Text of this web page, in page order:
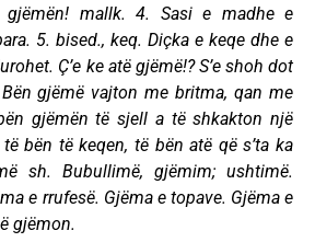
gjëmën! mallk. 4. Sasi e madhe e
5. bised., keq. Diçka e keqe dhe e
Ç’e ke atë gjëmë!? S’e shoh dot
gjëmë vajton me britma, qan me
gjëmën të sjell a të shkakton një
bën të keqen, të bën atë që s’ta ka
sh. Bubullimë, gjëmim; ushtimë.
e rrufesë. Gjëma e topave. Gjëma e
gjëmon.